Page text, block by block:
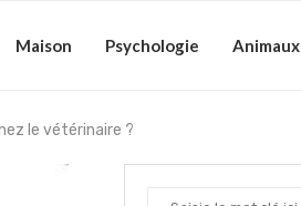
Maison Psychologie Animaux
le vétérinaire ?